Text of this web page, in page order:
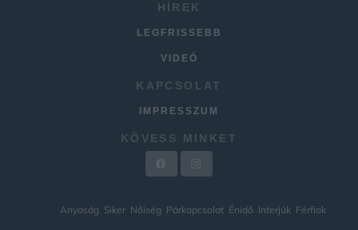
HÍREK
LEGFRISSEBB
VIDEÓ
KAPCSOLAT
IMPRESSZUM
KÖVESS MINKET
Anyaság Siker Nőiség Párkapcsolat Énidő Interjúk Férfiak